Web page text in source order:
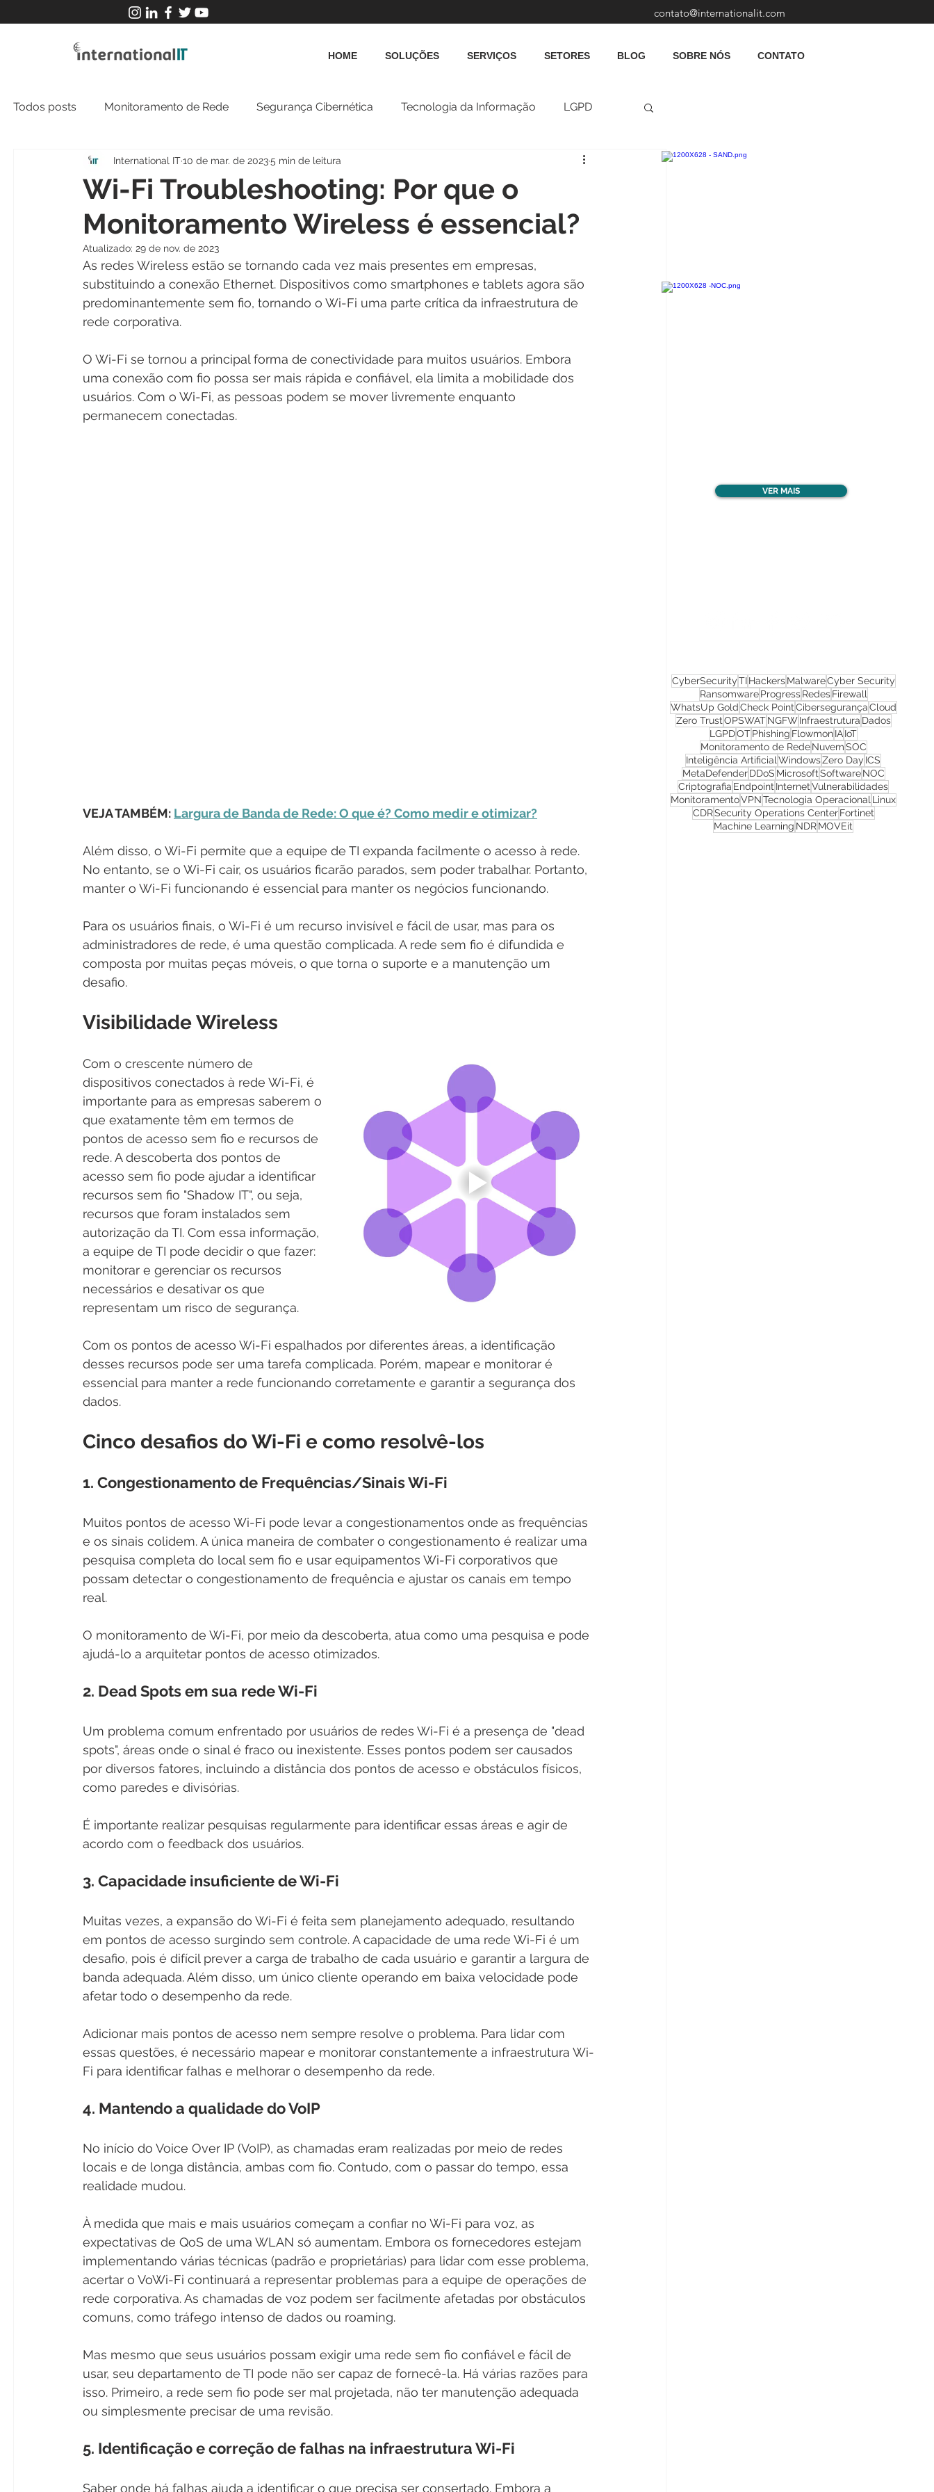
contato@internationalit.com
HOME SOLUÇÕES SERVIÇOS SETORES BLOG SOBRE NÓS CONTATO
Todos posts Monitoramento de Rede Segurança Cibernética Tecnologia da Informação LGPD
NOC Tecnologia Operacional
Wi-Fi Troubleshooting: Por que o
Monitoramento Wireless é essencial?
International IT10 de mar. de 20235 min de leitura
Atualizado: 29 de nov. de 2023
As redes Wireless estão se tornando cada vez mais presentes em empresas,
substituindo a conexão Ethernet. Dispositivos como smartphones e tablets agora são
predominantemente sem fio, tornando o Wi-Fi uma parte crítica da infraestrutura de
rede corporativa.
O Wi-Fi se tornou a principal forma de conectividade para muitos usuários. Embora
uma conexão com fio possa ser mais rápida e confiável, ela limita a mobilidade dos
usuários. Com o Wi-Fi, as pessoas podem se mover livremente enquanto
permanecem conectadas.
VEJA TAMBÉM: Largura de Banda de Rede: O que é? Como medir e otimizar?
Além disso, o Wi-Fi permite que a equipe de TI expanda facilmente o acesso à rede.
No entanto, se o Wi-Fi cair, os usuários ficarão parados, sem poder trabalhar. Portanto,
manter o Wi-Fi funcionando é essencial para manter os negócios funcionando.
Para os usuários finais, o Wi-Fi é um recurso invisível e fácil de usar, mas para os
administradores de rede, é uma questão complicada. A rede sem fio é difundida e
composta por muitas peças móveis, o que torna o suporte e a manutenção um
desafio.
Visibilidade Wireless
Com o crescente número de
dispositivos conectados à rede Wi-Fi, é
importante para as empresas saberem o
que exatamente têm em termos de
pontos de acesso sem fio e recursos de
rede. A descoberta dos pontos de
acesso sem fio pode ajudar a identificar
recursos sem fio "Shadow IT", ou seja,
recursos que foram instalados sem
autorização da TI. Com essa informação,
a equipe de TI pode decidir o que fazer:
monitorar e gerenciar os recursos
necessários e desativar os que
representam um risco de segurança.
Com os pontos de acesso Wi-Fi espalhados por diferentes áreas, a identificação
desses recursos pode ser uma tarefa complicada. Porém, mapear e monitorar é
essencial para manter a rede funcionando corretamente e garantir a segurança dos
dados.
Cinco desafios do Wi-Fi e como resolvê-los
1. Congestionamento de Frequências/Sinais Wi-Fi
Muitos pontos de acesso Wi-Fi pode levar a congestionamentos onde as frequências
e os sinais colidem. A única maneira de combater o congestionamento é realizar uma
pesquisa completa do local sem fio e usar equipamentos Wi-Fi corporativos que
possam detectar o congestionamento de frequência e ajustar os canais em tempo
real.
O monitoramento de Wi-Fi, por meio da descoberta, atua como uma pesquisa e pode
ajudá-lo a arquitetar pontos de acesso otimizados.
2. Dead Spots em sua rede Wi-Fi
Um problema comum enfrentado por usuários de redes Wi-Fi é a presença de "dead
spots", áreas onde o sinal é fraco ou inexistente. Esses pontos podem ser causados
por diversos fatores, incluindo a distância dos pontos de acesso e obstáculos físicos,
como paredes e divisórias.
É importante realizar pesquisas regularmente para identificar essas áreas e agir de
acordo com o feedback dos usuários.
3. Capacidade insuficiente de Wi-Fi
Muitas vezes, a expansão do Wi-Fi é feita sem planejamento adequado, resultando
em pontos de acesso surgindo sem controle. A capacidade de uma rede Wi-Fi é um
desafio, pois é difícil prever a carga de trabalho de cada usuário e garantir a largura de
banda adequada. Além disso, um único cliente operando em baixa velocidade pode
afetar todo o desempenho da rede.
Adicionar mais pontos de acesso nem sempre resolve o problema. Para lidar com
essas questões, é necessário mapear e monitorar constantemente a infraestrutura Wi-
Fi para identificar falhas e melhorar o desempenho da rede.
4. Mantendo a qualidade do VoIP
No início do Voice Over IP (VoIP), as chamadas eram realizadas por meio de redes
locais e de longa distância, ambas com fio. Contudo, com o passar do tempo, essa
realidade mudou.
À medida que mais e mais usuários começam a confiar no Wi-Fi para voz, as
expectativas de QoS de uma WLAN só aumentam. Embora os fornecedores estejam
implementando várias técnicas (padrão e proprietárias) para lidar com esse problema,
acertar o VoWi-Fi continuará a representar problemas para a equipe de operações de
rede corporativa. As chamadas de voz podem ser facilmente afetadas por obstáculos
comuns, como tráfego intenso de dados ou roaming.
Mas mesmo que seus usuários possam exigir uma rede sem fio confiável e fácil de
usar, seu departamento de TI pode não ser capaz de fornecê-la. Há várias razões para
isso. Primeiro, a rede sem fio pode ser mal projetada, não ter manutenção adequada
ou simplesmente precisar de uma revisão.
5. Identificação e correção de falhas na infraestrutura Wi-Fi
Saber onde há falhas ajuda a identificar o que precisa ser consertado. Embora a
CyberSecurityTI Hackers MalwareCyber Security
Ransomware Progress Redes Firewall
WhatsUp GoldCheck PointCibersegurançaCloud
Zero TrustOPSWAT NGFW Infraestrutura Dados
LGPDOTPhishing FlowmonIAIoT
Monitoramento de Rede NuvemSOC
Inteligência Artificial WindowsZero Day ICS
MetaDefender DDoS MicrosoftSoftware NOC
Criptografia Endpoint InternetVulnerabilidades
MonitoramentoVPNTecnologia Operacional Linux
CDRSecurity Operations Center Fortinet
Machine Learning NDRMOVEit
VER MAIS